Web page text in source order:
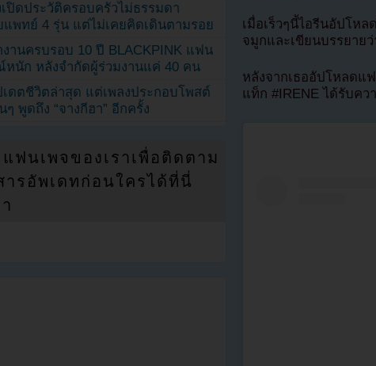
เมื่อเร็วๆนี้ไอรีนอัปโห
จมูกและเขียนบรรยายว่
หลังจากเธออัปโหลดแ
แท็ก #IRENE ได้รับค
เปิดประวัติครอบครัวไม่ธรรมดา
แพทย์ 4 รุ่น แต่ไม่เคยคิดเดินตามรอย
งานครบรอบ 10 ปี BLACKPINK แฟน
หนัก หลังจำกัดผู้ร่วมงานแค่ 40 คน
เดตชีวิตล่าสุด แต่เพลงประกอบโพสต์
พูดถึง “จางกีฮา” อีกครั้ง
แฟนเพจของเราเพื่อติดตาม
ารอัพเดทก่อนใครได้ที่นี่